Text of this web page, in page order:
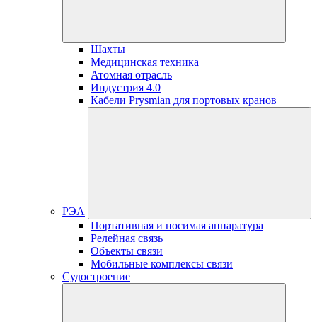
Шахты
Медицинская техника
Атомная отрасль
Индустрия 4.0
Кабели Prysmian для портовых кранов
РЭА
Портативная и носимая аппаратура
Релейная связь
Объекты связи
Мобильные комплексы связи
Судостроение